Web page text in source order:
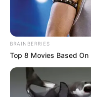
BRAINBERRIES
Top 8 Movies Based On